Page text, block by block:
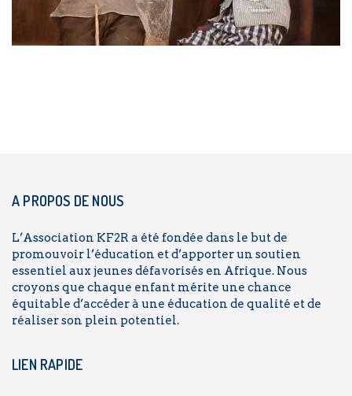
A PROPOS DE NOUS
L’Association KF2R a été fondée dans le but de
promouvoir l’éducation et d’apporter un soutien
essentiel aux jeunes défavorisés en Afrique. Nous
croyons que chaque enfant mérite une chance
équitable d’accéder à une éducation de qualité et de
réaliser son plein potentiel.
LIEN RAPIDE